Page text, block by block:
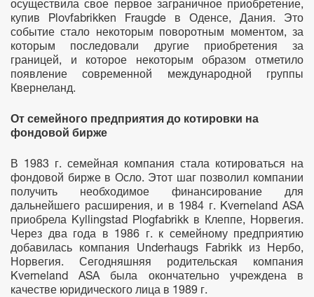
осуществила свое первое заграничное приобретение,
купив Plovfabrikken Fraugde в Оденсе, Дания. Это
событие стало некоторым поворотным моментом, за
которым последовали другие приобретения за
границей, и которое некоторым образом отметило
появление современной международной группы
Квернеланд.
От семейного предприятия до котировки на
фондовой бирже
В 1983 г. семейная компания стала котироваться на
фондовой бирже в Осло. Этот шаг позволил компании
получить необходимое финансирование для
дальнейшего расширения, и в 1984 г. Kverneland ASA
приобрела Kyllingstad Plogfabrikk в Клеппе, Норвегия.
Через два года в 1986 г. к семейному предприятию
добавилась компания Underhaugs Fabrikk из Нербо,
Норвегия. Сегодняшняя родительская компания
Kverneland ASA была окончательно учреждена в
качестве юридического лица в 1989 г.